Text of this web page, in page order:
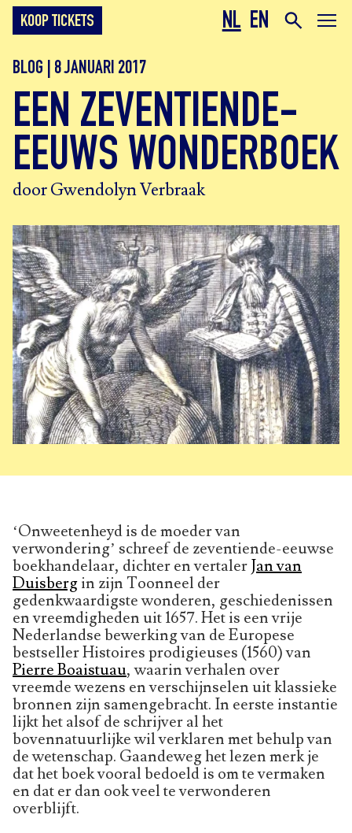
NL EN
KOOP TICKETS
BLOG | 8 JANUARI 2017
EEN ZEVENTIENDE-
EEUWS WONDERBOEK
door Gwendolyn Verbraak
‘Onweetenheyd is de moeder van
verwondering’ schreef de zeventiende-eeuwse
boekhandelaar, dichter en vertalerJan van
Duisbergin zijn Toonneel der
gedenkwaardigste wonderen, geschiedenissen
en vreemdigheden uit 1657. Het is een vrije
Nederlandse bewerking van de Europese
bestseller Histoires prodigieuses (1560) van
Pierre Boaistuau, waarin verhalen over
vreemde wezens en verschijnselen uit klassieke
bronnen zijn samengebracht. In eerste instantie
lijkt het alsof de schrijver al het
bovennatuurlijke wil verklaren met behulp van
de wetenschap. Gaandeweg het lezen merk je
dat het boek vooral bedoeld is om te vermaken
en dat er dan ook veel te verwonderen
overblijft.